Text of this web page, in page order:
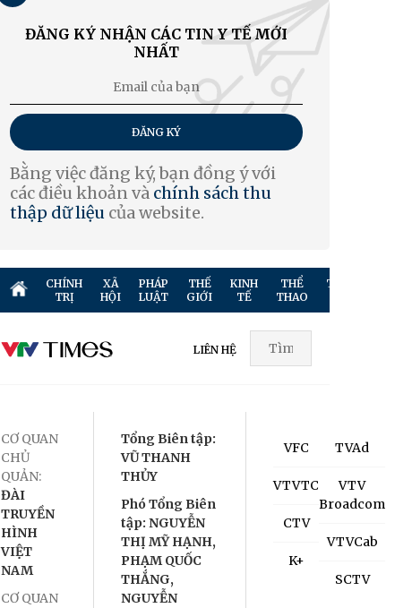
ĐĂNG KÝ NHẬN CÁC TIN Y TẾ MỚI
NHẤT
ĐĂNG KÝ
Bằng việc đăng ký, bạn đồng ý với
các điều khoản và chính sách thu
thập dữ liệu của website.
CHÍNH
TRỊ
XÃ
HỘI
PHÁP
LUẬT
THẾ
GIỚI
KINH
TẾ
THỂ
THAO
TRUYỀN
LIÊN HỆ
CƠ QUAN
CHỦ
QUẢN:
ĐÀI
TRUYỀN
HÌNH
VIỆT
NAM
CƠ QUAN
Tổng Biên tập:
VŨ THANH
THỦY
Phó Tổng Biên
tập: NGUYỄN
THỊ MỸ HẠNH,
PHẠM QUỐC
THẮNG,
NGUYỄN
VFC
VTVTC
CTV
K+
TVAd
VTV
Broadcom
VTVCab
SCTV